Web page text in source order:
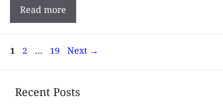
Read more
Page
1 Page
2 … Page
19 Next →
Recent Posts